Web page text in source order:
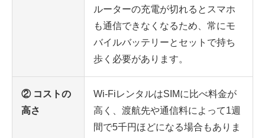
ルーターの充電が切れるとスマホ
も通信できなくなるため、常にモ
バイルバッテリーとセットで持ち
歩く必要があります。
② コストの
高さ
Wi-FiレンタルはSIMに比べ料金が
高く、渡航先や通信料によって1週
間で5千円ほどになる場合もありま